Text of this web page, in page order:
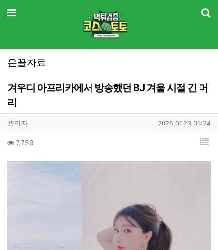
메뉴
은꼴자료
겨우디 아프리카에서 방송했던 BJ 겨울 시절 긴 머
리
작성자 정보
관리자작성 작성일
2025.01.23 03:24
컨텐츠 정보
7,759 목